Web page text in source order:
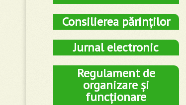
Consilierea părinților
Jurnal electronic
Regulament de
organizare și
funcționare